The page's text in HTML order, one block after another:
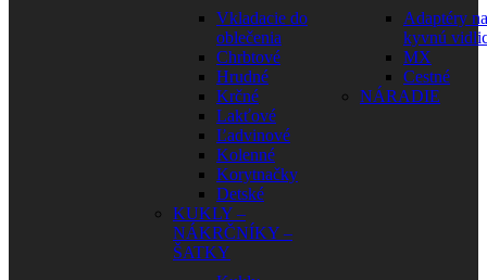
Vkladacie do
oblečenia
Chrbtové
Hrudné
Krčné
Lakťové
Ľadvinové
Kolenné
Korytnačky
Detské
KUKLY –
NÁKRČNÍKY –
ŠATKY
Adaptéry na
kyvnú
MX
Cestné
NÁRADIE